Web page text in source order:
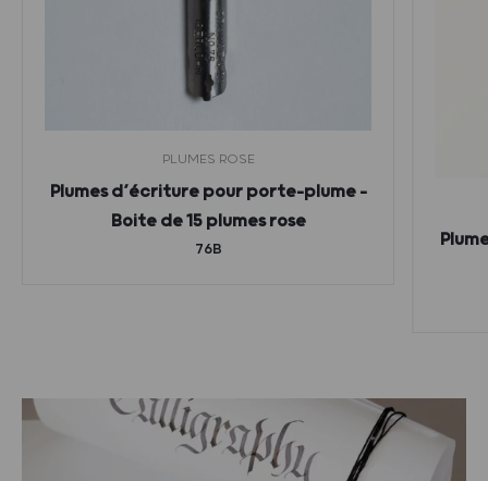
PLUMES ROSE
Plumes d’écriture pour porte-plume –
Boite de 15 plumes rose
76B